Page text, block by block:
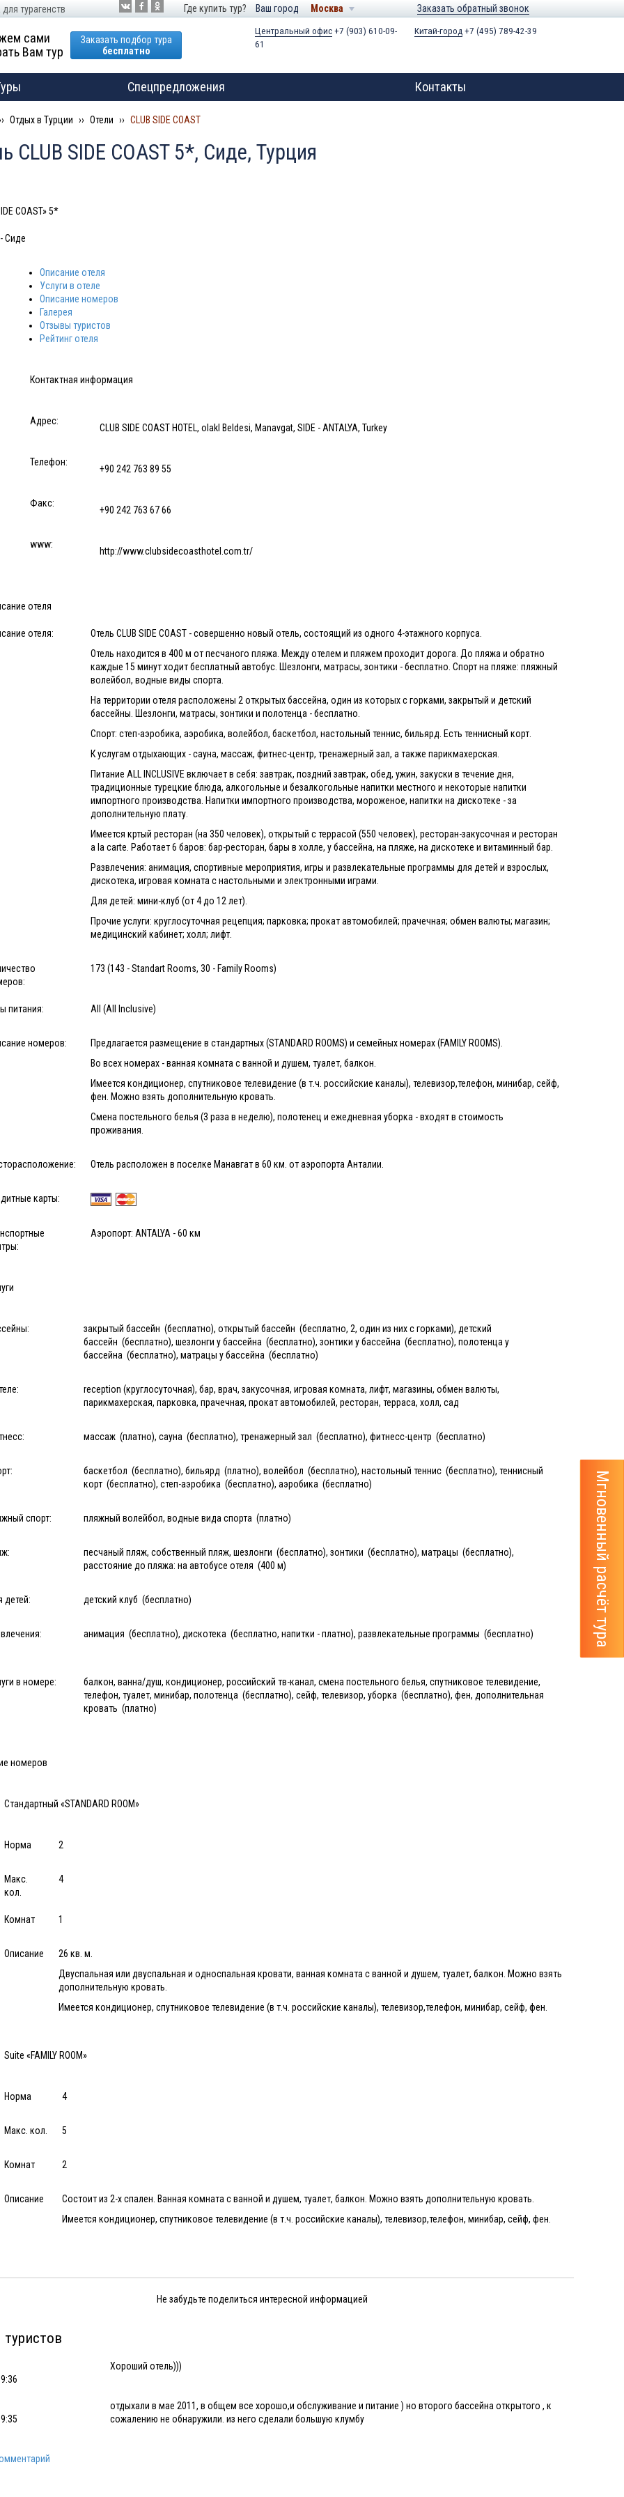
Мгновенный расчёт тура
турагенств Где купить тур? Ваш город Москва Заказать обратный звонок
сами
Вам тур
Заказать подбор тура
бесплатно
Центральный офис+7 (903) 610-09-
61
Китай-город+7 (495) 789-42-39
Спецпредложения Контакты
Отдых в Турции Отели CLUB SIDE COAST
CLUB SIDE COAST 5*, Сиде, Турция
COAST» 5*
- Сиде
Описание отеля
Услуги в отеле
Описание номеров
Галерея
Отзывы туристов
Рейтинг отеля
Контактная информация
Адрес:
CLUB SIDE COAST HOTEL, olakl Beldesi, Manavgat, SIDE - ANTALYA, Turkey
Телефон:
+90 242 763 89 55
Факс:
+90 242 763 67 66
www:
http://www.clubsidecoasthotel.com.tr/
отеля
отеля:
Отель CLUB SIDE COAST - совершенно новый отель, состоящий из одного 4-этажного корпуса.
Отель находится в 400 м от песчаного пляжа. Между отелем и пляжем проходит дорога. До пляжа и обратно
каждые 15 минут ходит бесплатный автобус. Шезлонги, матрасы, зонтики - бесплатно. Спорт на пляже: пляжный
волейбол, водные виды спорта.
На территории отеля расположены 2 открытых бассейна, один из которых с горками, закрытый и детский
бассейны. Шезлонги, матрасы, зонтики и полотенца - бесплатно.
Спорт: степ-аэробика, аэробика, волейбол, баскетбол, настольный теннис, бильярд. Есть теннисный корт.
К услугам отдыхающих - сауна, массаж, фитнес-центр, тренажерный зал, а также парикмахерская.
Питание ALL INСLUSIVE включает в себя: завтрак, поздний завтрак, обед, ужин, закуски в течение дня,
традиционные турецкие блюда, алкогольные и безалкогольные напитки местного и некоторые напитки
импортного производства. Напитки импортного производства, мороженое, напитки на дискотеке - за
дополнительную плату.
Имеется кртый ресторан (на 350 человек), открытый с террасой (550 человек), ресторан-закусочная и ресторан
a la carte. Работает 6 баров: бар-ресторан, бары в холле, у бассейна, на пляже, на дискотеке и витаминный бар.
Развлечения: анимация, спортивные мероприятия, игры и развлекательные программы для детей и взрослых,
дискотека, игровая комната с настольными и электронными играми.
Для детей: мини-клуб (от 4 до 12 лет).
Прочие услуги: круглосуточная рецепция; парковка; прокат автомобилей; прачечная; обмен валюты; магазин;
медицинский кабинет; холл; лифт.
173 (143 - Standart Rooms, 30 - Family Rooms)
питания: All (All Inclusive)
номеров:
Предлагается размещение в стандартных (STANDARD ROOMS) и семейных номерах (FAMILY ROOMS).
Во всех номерах - ванная комната с ванной и душем, туалет, балкон.
Имеется кондиционер, спутниковое телевидение (в т.ч. российские каналы), телевизор,телефон, минибар, сейф,
фен. Можно взять дополнительную кровать.
Смена постельного белья (3 раза в неделю), полотенец и ежедневная уборка - входят в стоимость
проживания.
Отель расположен в поселке Манавгат в 60 км. от аэропорта Анталии.
карты:
Аэропорт: ANTALYA - 60 км
закрытый бассейн (бесплатно), открытый бассейн (бесплатно, 2, один из них с горками), детский
бассейн (бесплатно), шезлонги у бассейна (бесплатно), зонтики у бассейна (бесплатно), полотенца у
бассейна (бесплатно), матрацы у бассейна (бесплатно)
reception (круглосуточная), бар, врач, закусочная, игровая комната, лифт, магазины, обмен валюты,
парикмахерская, парковка, прачечная, прокат автомобилей, ресторан, терраса, холл, сад
массаж (платно), сауна (бесплатно), тренажерный зал (бесплатно), фитнесс-центр (бесплатно)
баскетбол (бесплатно), бильярд (платно), волейбол (бесплатно), настольный теннис (бесплатно), теннисный
корт (бесплатно), степ-аэробика (бесплатно), аэробика (бесплатно)
спорт: пляжный волейбол, водные вида спорта (платно)
песчаный пляж, собственный пляж, шезлонги (бесплатно), зонтики (бесплатно), матрацы (бесплатно),
расстояние до пляжа: на автобусе отеля (400 м)
детей: детский клуб (бесплатно)
анимация (бесплатно), дискотека (бесплатно, напитки - платно), развлекательные программы (бесплатно)
в номере:
балкон, ванна/душ, кондиционер, российский тв-канал, смена постельного белья, спутниковое телевидение,
телефон, туалет, минибар, полотенца (бесплатно), сейф, телевизор, уборка (бесплатно), фен, дополнительная
кровать (платно)
номеров
Стандартный «STANDARD ROOM»
Норма 2
Макс.
кол.
4
Комнат 1
Описание
26 кв. м.
Двуспальная или двуспальная и односпальная кровати, ванная комната с ванной и душем, туалет, балкон. Можно взять
дополнительную кровать.
Имеется кондиционер, спутниковое телевидение (в т.ч. российские каналы), телевизор,телефон, минибар, сейф, фен.
Suite «FAMILY ROOM»
Норма 4
Макс. кол. 5
Комнат 2
Описание
Состоит из 2-х спален. Ванная комната с ванной и душем, туалет, балкон. Можно взять дополнительную кровать.
Имеется кондиционер, спутниковое телевидение (в т.ч. российские каналы), телевизор,телефон, минибар, сейф, фен.
Не забудьте поделиться интересной информацией
Хороший отель)))
отдыхали в мае 2011, в общем все хорошо,и обслуживание и питание ) но второго бассейна открытого , к
сожалению не обнаружили. из него сделали большую клумбу